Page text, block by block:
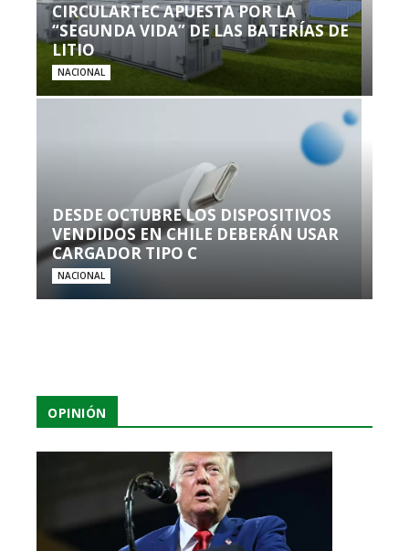
CIRCULARTEC APUESTA POR LA
“SEGUNDA VIDA” DE LAS BATERÍAS DE
LITIO
NACIONAL
DESDE OCTUBRE LOS DISPOSITIVOS
VENDIDOS EN CHILE DEBERÁN USAR
CARGADOR TIPO C
NACIONAL
OPINIÓN